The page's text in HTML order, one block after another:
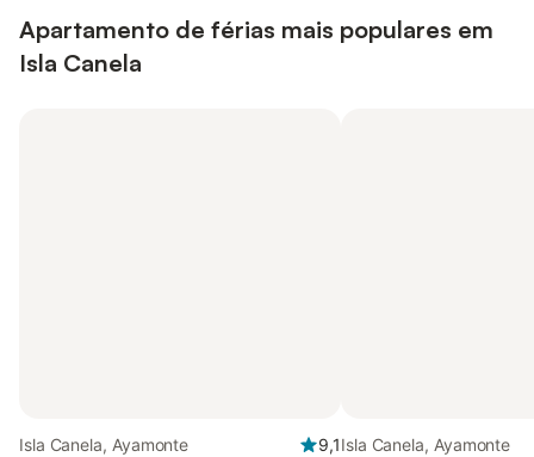
Apartamento de férias mais populares em
Isla Canela
Isla Canela, Ayamonte
9,1Isla Canela, Ayamonte